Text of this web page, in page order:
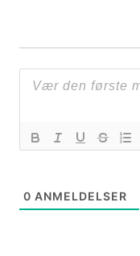
0 ANMELDELSER